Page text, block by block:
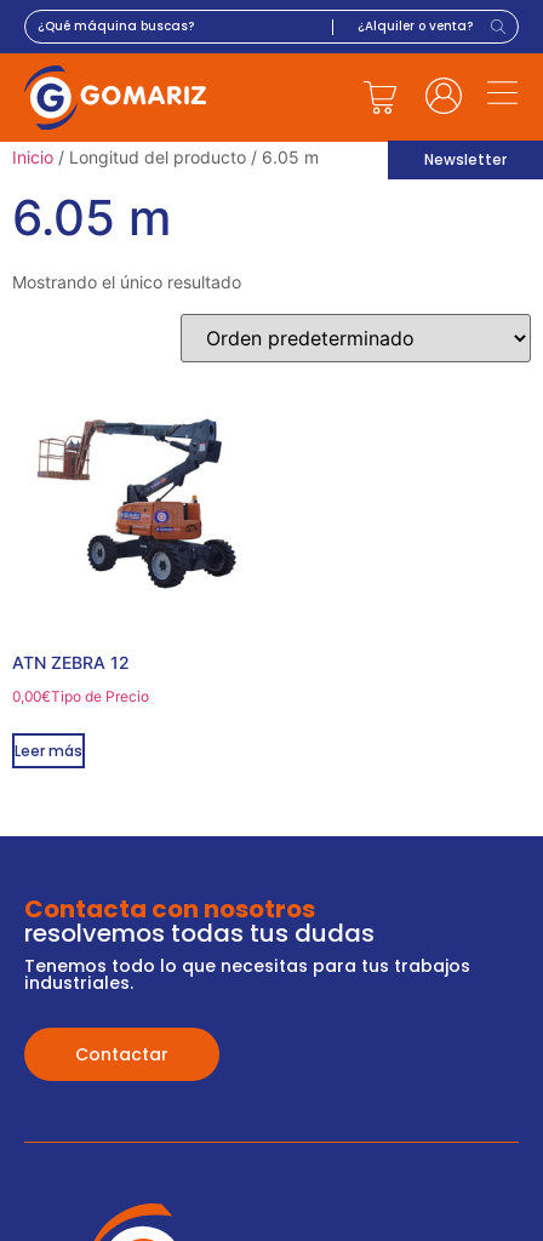
Newsletter
Inicio / Longitud del producto / 6.05 m
6.05 m
Mostrando el único resultado
ATN ZEBRA 12
0,00€Tipo de Precio
Leer más
Contacta con nosotros
resolvemos todas tus dudas
Tenemos todo lo que necesitas para tus trabajos
industriales.
Contactar